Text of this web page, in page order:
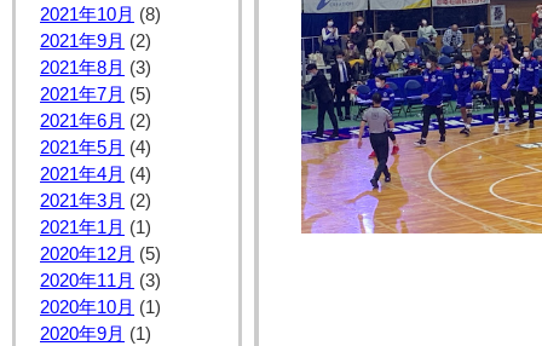
2021年10月 (8)
2021年9月 (2)
2021年8月 (3)
2021年7月 (5)
2021年6月 (2)
2021年5月 (4)
2021年4月 (4)
2021年3月 (2)
2021年1月 (1)
2020年12月 (5)
2020年11月 (3)
2020年10月 (1)
2020年9月 (1)